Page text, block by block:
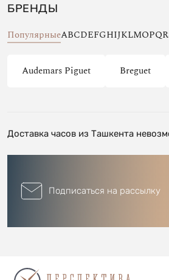
БРЕНДЫ
ПопулярныеABCDEFGHIJKLMOPQR
Audemars Piguet Breguet
Доставка часов из Ташкента
Подписаться на рассылку